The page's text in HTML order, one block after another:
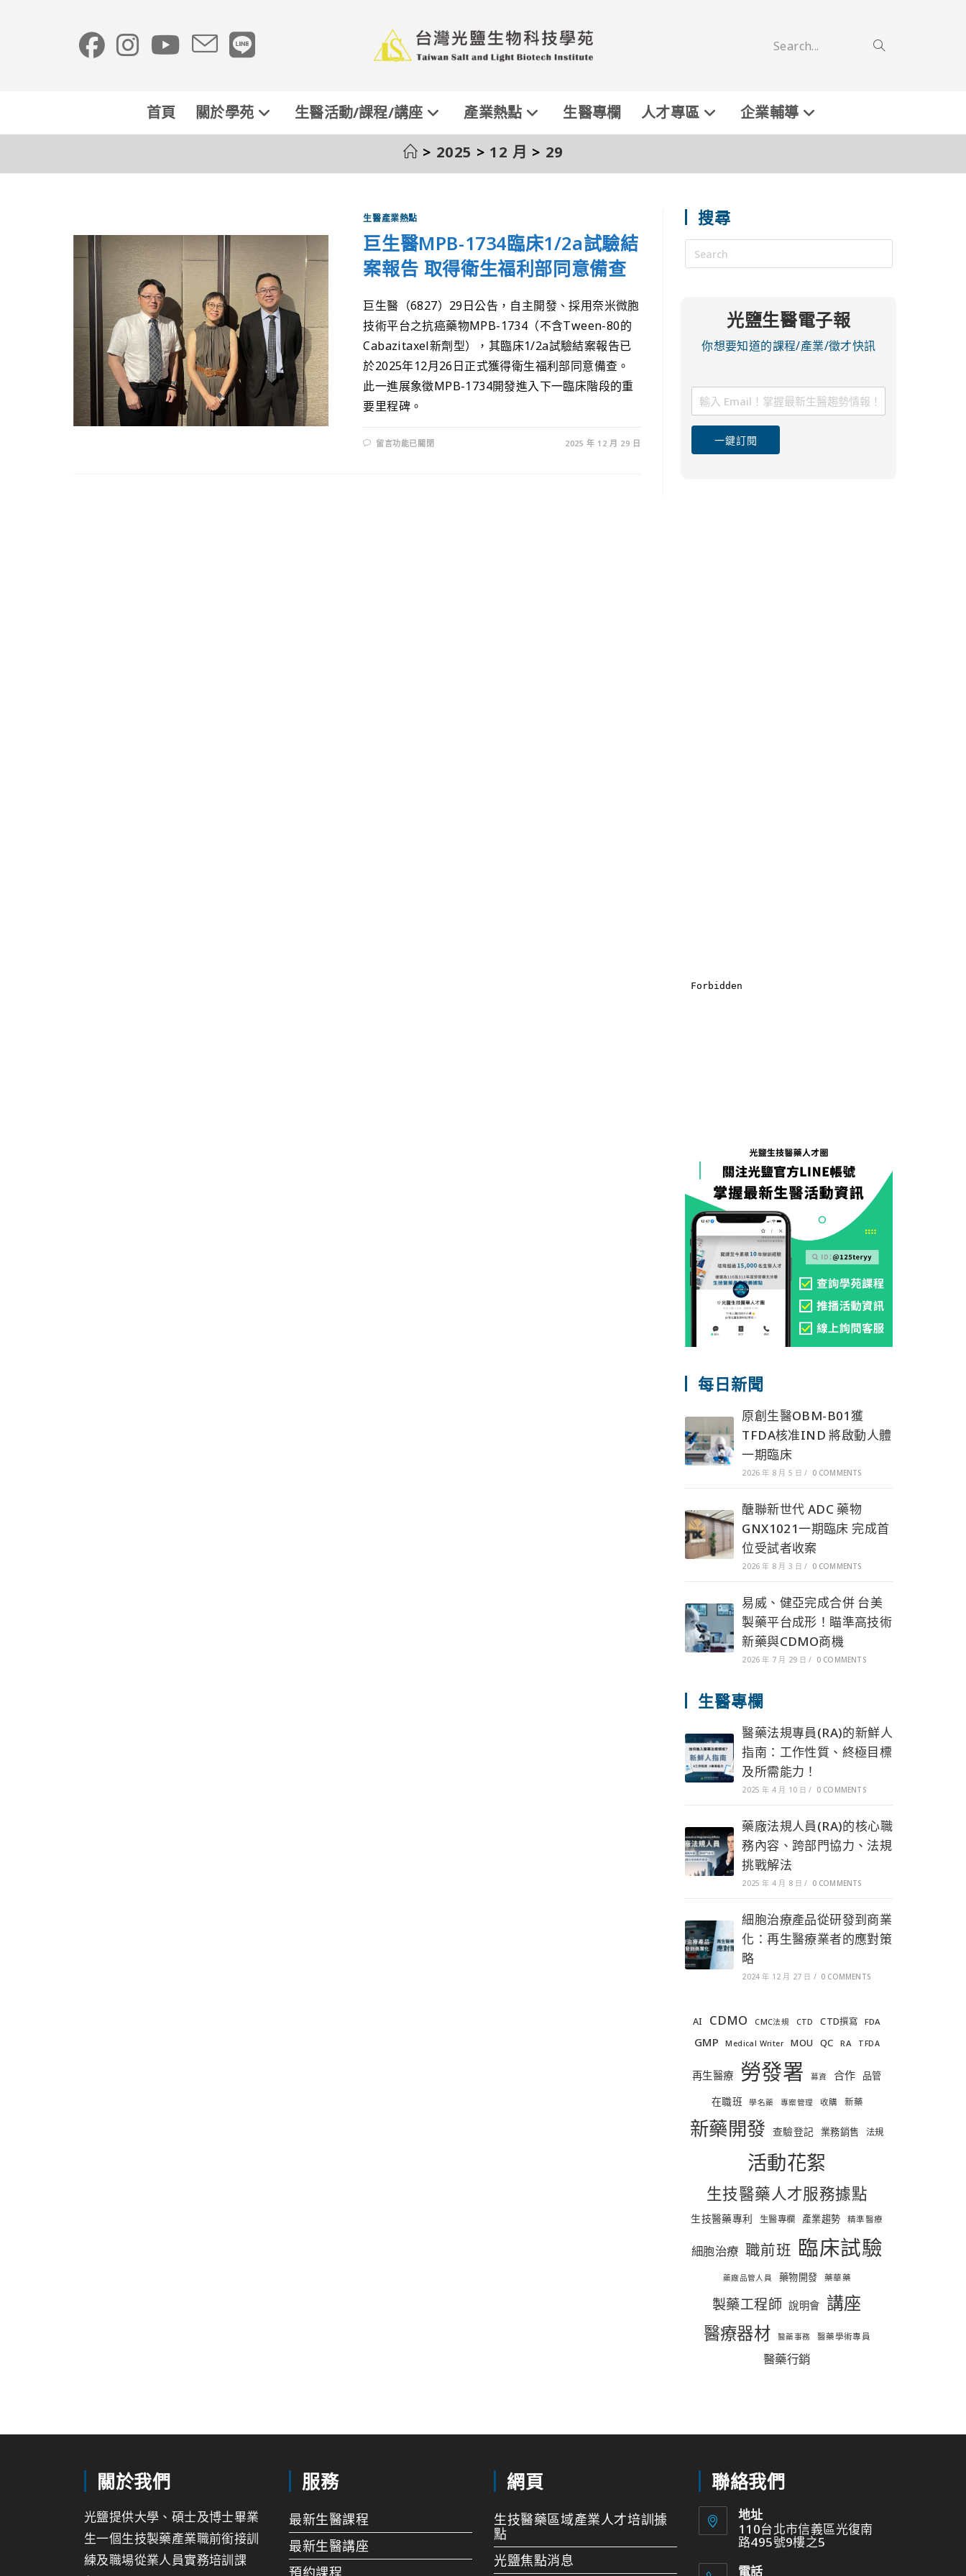
Search...
首頁 關於學苑 生醫活動/課程/講座 產業熱點 生醫專欄 人才專區 企業輔導
> 2025 > 12 月 > 29
生醫產業熱點
巨生醫MPB-1734臨床1/2a試驗結
案報告 取得衛生福利部同意備查
巨生醫（6827）29日公告，自主開發、採用奈米微胞
技術平台之抗癌藥物MPB-1734（不含Tween-80的
Cabazitaxel新劑型），其臨床1/2a試驗結案報告已
於2025年12月26日正式獲得衛生福利部同意備查。
此一進展象徵MPB-1734開發進入下一臨床階段的重
要里程碑。
留言功能已關閉 2025 年 12 月 29 日
搜尋
光鹽生醫電子報
你想要知道的課程/產業/徵才快訊
一鍵訂閱
每日新聞
原創生醫OBM-B01獲
TFDA核准IND 將啟動人體
一期臨床
2026 年 8 月 5 日 / 0 COMMENTS
醣聯新世代 ADC 藥物
GNX1021一期臨床 完成首
位受試者收案
2026 年 8 月 3 日 / 0 COMMENTS
易威、健亞完成合併 台美
製藥平台成形！瞄準高技術
新藥與CDMO商機
2026 年 7 月 29 日 / 0 COMMENTS
生醫專欄
醫藥法規專員(RA)的新鮮人
指南：工作性質、終極目標
及所需能力！
2025 年 4 月 10 日 / 0 COMMENTS
藥廠法規人員(RA)的核心職
務內容、跨部門協力、法規
挑戰解法
2025 年 4 月 8 日 / 0 COMMENTS
細胞治療產品從研發到商業
化：再生醫療業者的應對策
略
2024 年 12 月 27 日 / 0 COMMENTS
AI CDMO CMC法規 CTD CTD撰寫 FDA
GMP Medical Writer MOU QC RA TFDA
再生醫療 勞發署 募資 合作 品管
在職班 學名藥 專案管理 收購 新藥
新藥開發 查驗登記 業務銷售 法規
活動花絮
生技醫藥人才服務據點
生技醫藥專利 生醫專欄 產業趨勢 精準醫療
細胞治療 職前班 臨床試驗
藥廠品管人員 藥物開發 藥華藥
製藥工程師 說明會 講座
醫療器材 醫藥事務 醫藥學術專員
醫藥行銷
關於我們
光鹽提供大學、碩士及博士畢業
生一個生技製藥產業職前銜接訓
練及職場從業人員實務培訓課
服務
最新生醫課程
最新生醫講座
預約課程
網頁
生技醫藥區域產業人才培訓據
點
光鹽焦點消息
聯絡我們
地址
110台北市信義區光復南
路495號9樓之5
電話